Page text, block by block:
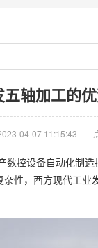
五轴加工的
04-07 11:15:43
控设备自动化制
性，西方现代工